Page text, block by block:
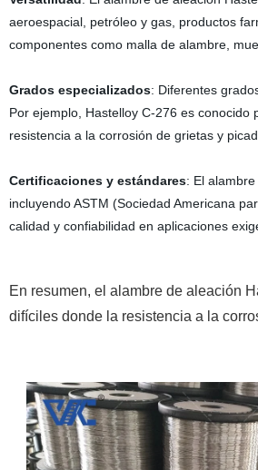
aeroespacial, petróleo y gas, productos
componentes como malla de alambre,
Grados especializados: Diferentes
Por ejemplo, Hastelloy C-276 es
resistencia a la corrosión de grietas y
Certificaciones y estándares: El
incluyendo ASTM (Sociedad Americana
calidad y confiabilidad en aplicaciones
En resumen, el alambre de aleación
difíciles donde la resistencia a la